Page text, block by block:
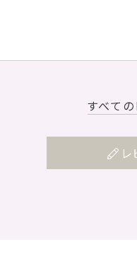
すべて
レ